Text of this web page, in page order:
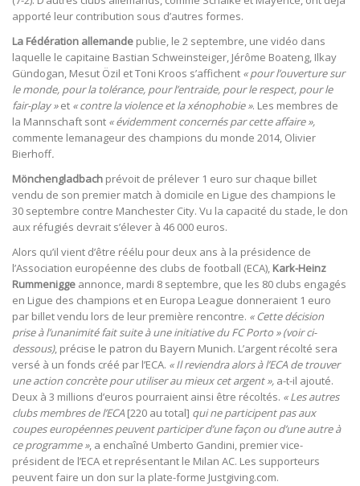
apporté leur contribution sous d’autres formes.
La Fédération allemande publie, le 2 septembre, une vidéo dans
laquelle le capitaine Bastian Schweinsteiger, Jérôme Boateng, Ilkay
Gündogan, Mesut Özil et Toni Kroos s’affichent « pour l’ouverture sur
le monde, pour la tolérance, pour l’entraide, pour le respect, pour le
fair-play »et « contre la violence et la xénophobie ». Les membres de
la Mannschaft sont « évidemment concernés par cette affaire »,
commente lemanageur des champions du monde 2014, Olivier
Bierhoff.
Mönchengladbach prévoit de prélever 1 euro sur chaque billet
vendu de son premier match à domicile en Ligue des champions le
30 septembre contre Manchester City. Vu la capacité du stade, le don
aux réfugiés devrait s’élever à 46 000 euros.
Alors qu’il vient d’être réélu pour deux ans à la présidence de
l’Association européenne des clubs de football (ECA), Kark-Heinz
Rummenigge annonce, mardi 8 septembre, que les 80 clubs engagés
en Ligue des champions et en Europa League donneraient 1 euro
par billet vendu lors de leur première rencontre. « Cette décision
prise à l’unanimité fait suite à une initiative du FC Porto » (voir ci-
dessous), précise le patron du Bayern Munich. L’argent récolté sera
versé à un fonds créé par l’ECA. « Il reviendra alors à l’ECA de trouver
une action concrète pour utiliser au mieux cet argent », a-t-il ajouté.
Deux à 3 millions d’euros pourraient ainsi être récoltés. « Les autres
clubs membres de l’ECA [220 au total] qui ne participent pas aux
coupes européennes peuvent participer d’une façon ou d’une autre à
ce programme », a enchaîné Umberto Gandini, premier vice-
président de l’ECA et représentant le Milan AC. Les supporteurs
peuvent faire un don sur la plate-forme Justgiving.com.